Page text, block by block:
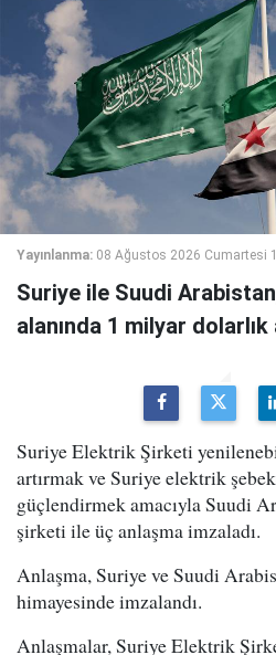
Yayınlanma: 08 Ağustos 2026 Cumartesi
Suriye ile Suudi
alanında 1 milyar
Suriye Elektrik Şirketi
artırmak ve Suriye elektrik
güçlendirmek amacıyla Suudi
şirketi ile üç anlaşma imzaladı.
Anlaşma, Suriye ve Suudi
himayesinde imzalandı.
Anlaşmalar, Suriye Elektrik